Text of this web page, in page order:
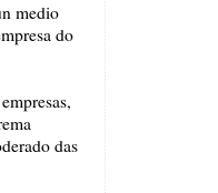
medio
do
das